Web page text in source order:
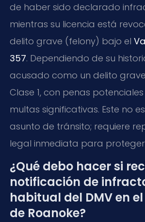
de haber sido declarado
mientras su licencia está
delito grave (felony) bajo el
357. Dependiendo de su
acusado como un delito
Clase 1, con penas
multas significativas. Este no
asunto de tránsito; requiere
legal inmediata para
¿Qué debo hacer si
notificación de
habitual del DMV en
de Roanoke?